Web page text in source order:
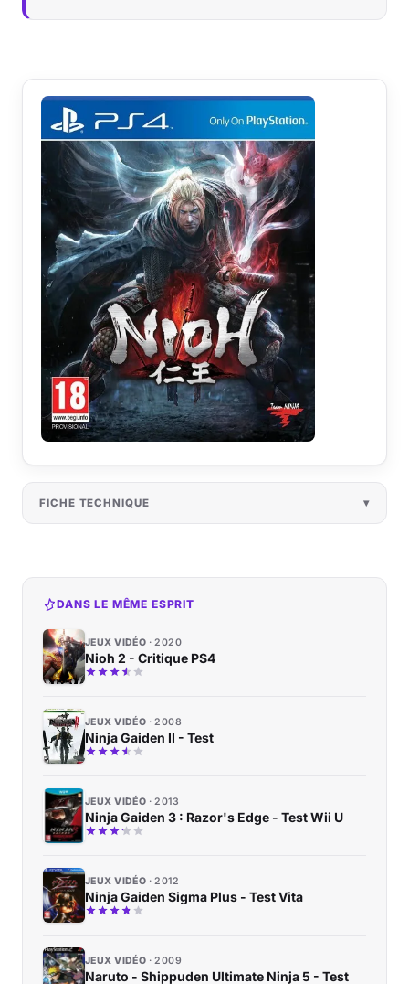
FICHE TECHNIQUE
DANS LE MÊME ESPRIT
JEUX VIDÉO 2020
Nioh 2 - Critique PS4
JEUX VIDÉO 2008
Ninja Gaiden II - Test
JEUX VIDÉO 2013
Ninja Gaiden 3 : Razor's Edge - Test Wii U
JEUX VIDÉO 2012
Ninja Gaiden Sigma Plus - Test Vita
JEUX VIDÉO 2009
Naruto - Shippuden Ultimate Ninja 5 - Test